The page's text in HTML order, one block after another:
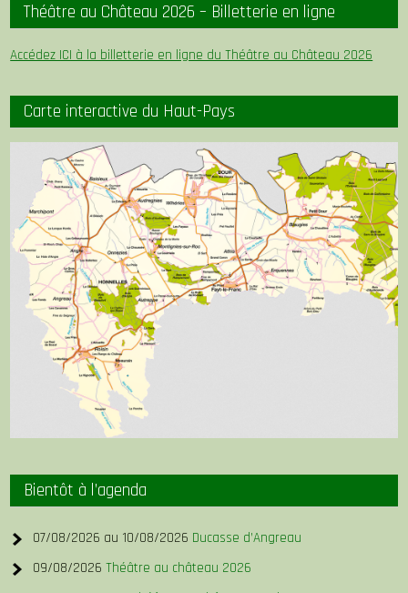
Théâtre au Château 2026 – Billetterie en ligne
Accédez ICI à la billetterie en ligne du Théâtre au Château 2026
Carte interactive du Haut-Pays
Bientôt à l’agenda
07/08/2026 au 10/08/2026 Ducasse d’Angreau
09/08/2026Théâtre au château 2026